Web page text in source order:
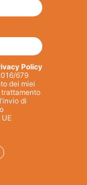
Policy
679
dei miei
di